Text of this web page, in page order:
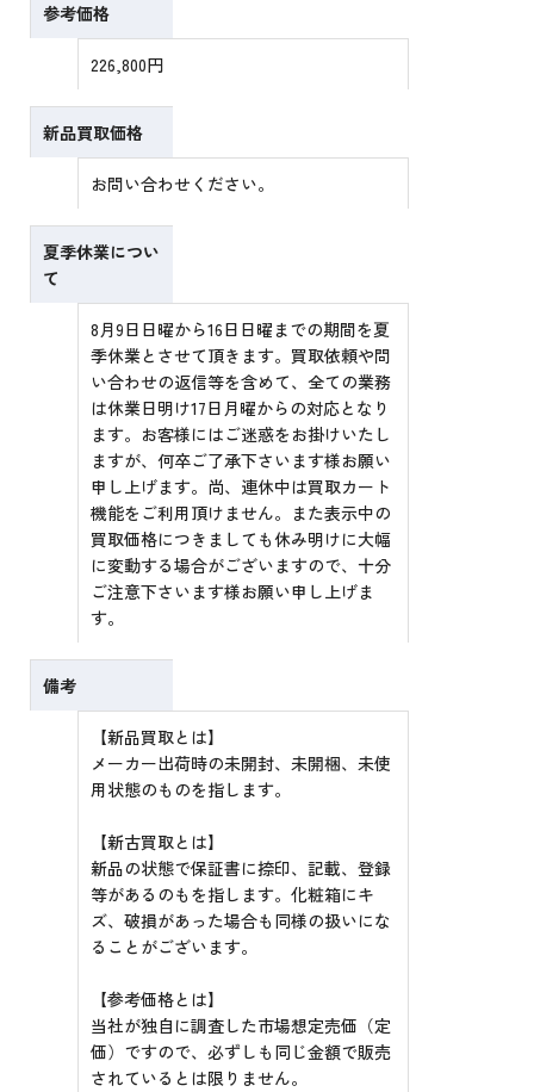
参考価格
226,800円
新品買取価格
お問い合わせください。
夏季休業につい
て
8月9日日曜から16日日曜までの期間を夏
季休業とさせて頂きます。買取依頼や問
い合わせの返信等を含めて、全ての業務
は休業日明け17日月曜からの対応となり
ます。お客様にはご迷惑をお掛けいたし
ますが、何卒ご了承下さいます様お願い
申し上げます。尚、連休中は買取カート
機能をご利用頂けません。また表示中の
買取価格につきましても休み明けに大幅
に変動する場合がございますので、十分
ご注意下さいます様お願い申し上げま
す。
備考
【新品買取とは】
メーカー出荷時の未開封、未開梱、未使
用状態のものを指します。
【新古買取とは】
新品の状態で保証書に捺印、記載、登録
等があるのもを指します。化粧箱にキ
ズ、破損があった場合も同様の扱いにな
ることがございます。
【参考価格とは】
当社が独自に調査した市場想定売価（定
価）ですので、必ずしも同じ金額で販売
されているとは限りません。